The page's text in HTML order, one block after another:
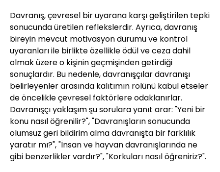
Davranış, çevresel bir uyarana karşı geliştirilen tepki
sonucunda üretilen reflekslerdir. Ayrıca, davranış
bireyin mevcut motivasyon durumu ve kontrol
uyaranları ile birlikte özellikle ödül ve ceza dahil
olmak üzere o kişinin geçmişinden getirdiği
sonuçlardır. Bu nedenle, davranışçılar davranışı
belirleyenler arasında kalıtımın rolünü kabul etseler
de öncelikle çevresel faktörlere odaklanırlar.
Davranışçı yaklaşım şu sorulara yanıt arar: "Yeni bir
konu nasıl öğrenilir?", "Davranışların sonucunda
olumsuz geri bildirim alma davranışta bir farklılık
yaratır mı?", "İnsan ve hayvan davranışlarında ne
gibi benzerlikler vardır?", "Korkuları nasıl öğreniriz?".